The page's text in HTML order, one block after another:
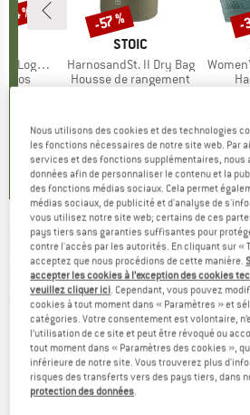
T-Shirt
réduit
de
)
%
MARQUE
STOIC
Article
HarnosandSt. II Dry Bag
Product group
Housse de rangement
5,0(2)
Remise
-57 %
Article
Women's
-
NEW BALANCE -NB AT Nvent
shirt de running
(0)
Nous utilisons des cookies et des technologies
les fonctions nécessaires de notre site web. Par
services et des fonctions supplémentaires, nous
données afin de personnaliser le contenu et la
des fonctions médias sociaux. Cela permet
médias sociaux, de publicité et d'analyse de
vous utilisez notre site web; certains de ces
pays tiers sans garanties suffisantes pour
contre l'accès par les autorités. En cliquant sur «
acceptez que nous procédions de cette manière.
accepter les cookies à l’exception des cookies
veuillez cliquer ici. Cependant, vous pouvez
cookies à tout moment dans « Paramètres » et
catégories. Votre consentement est volontaire,
l’utilisation de ce site et peut être révoqué ou
tout moment dans « Paramètres des cookies »,
inférieure de notre site. Vous trouverez plus
risques des transferts vers des pays tiers, dans
protection des données.